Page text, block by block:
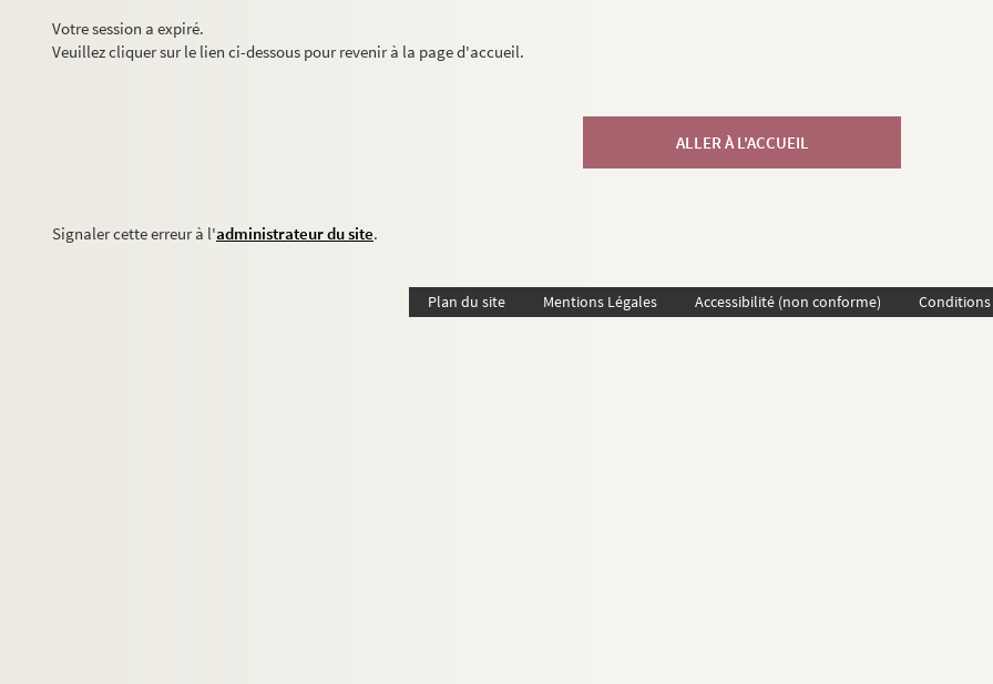
Votre session a expiré.
Veuillez cliquer sur le lien ci-dessous pour revenir à la page d'accueil.
ALLER À L'ACCUEIL
Signaler cette erreur à l'administrateur du site.
Plan du site Mentions Légales Accessibilité (non conforme)